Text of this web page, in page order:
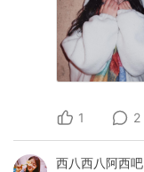
1 2
西八西八阿西吧